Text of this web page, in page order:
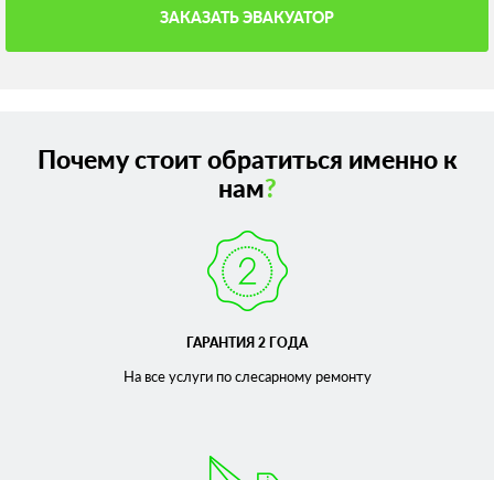
ЗАКАЗАТЬ ЭВАКУАТОР
Почему стоит обратиться именно к
нам?
ГАРАНТИЯ 2 ГОДА
На все услуги по слесарномуремонту